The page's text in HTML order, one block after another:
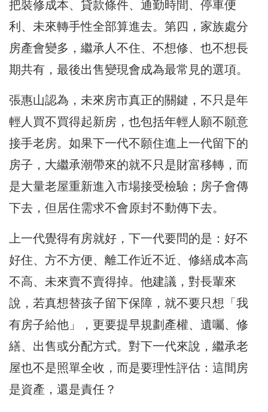
把裝修成本、貸款條件、通勤時間、停車便
利、未來轉手性全部算進去。第四，家族處分
房產會變多，繼承人不住、不想修、也不想長
期共有，最後出售變現會成為最常見的選項。
張惠山認為，未來房市真正的關鍵，不只是年
輕人買不買得起新房，也包括年輕人願不願意
接手老房。如果下一代不願住進上一代留下的
房子，大繼承潮帶來的就不只是財富移轉，而
是大量老屋重新進入市場接受檢驗；房子會傳
下去，但居住需求不會原封不動傳下去。
上一代覺得有房就好，下一代要問的是：好不
好住、方不方便、離工作近不近、修繕成本高
不高、未來賣不賣得掉。他建議，對長輩來
說，若真想替孩子留下保障，就不要只想「我
有房子給他」，更要提早規劃產權、遺囑、修
繕、出售或分配方式。對下一代來說，繼承老
屋也不是照單全收，而是要理性評估：這間房
是資產，還是責任？